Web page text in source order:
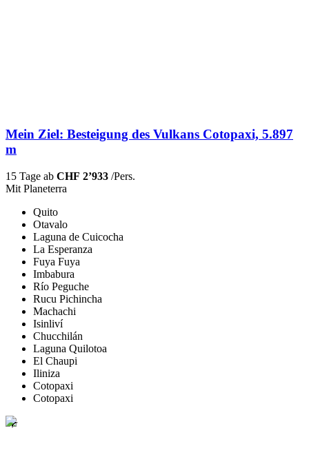
Mein Ziel: Besteigung des Vulkans Cotopaxi, 5.897
m
15 Tage ab CHF 2’933 /Pers.
Mit Planeterra
Quito
Otavalo
Laguna de Cuicocha
La Esperanza
Fuya Fuya
Imbabura
Río Peguche
Rucu Pichincha
Machachi
Isinliví
Chucchilán
Laguna Quilotoa
El Chaupi
Iliniza
Cotopaxi
Cotopaxi